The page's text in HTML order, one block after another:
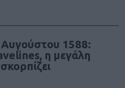
1588:
η μεγάλη